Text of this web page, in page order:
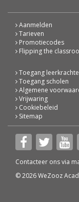
Aanmelden
Tarieven
Promotiecodes
Flipping the
Toegang
Toegang scholen
Algemene
Vrijwaring
Cookiebeleid
Sitemap
Contacteer ons via
© 2026 WeZooz